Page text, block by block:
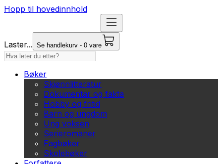
Hopp til hovedinnhold
Laster... Se handlekurv - 0 vare
Bøker
Skjønnlitteratur
Dokumentar og fakta
Hobby og fritid
Barn og ungdom
Ung voksen
Serieromaner
Fagbøker
Skolebøker